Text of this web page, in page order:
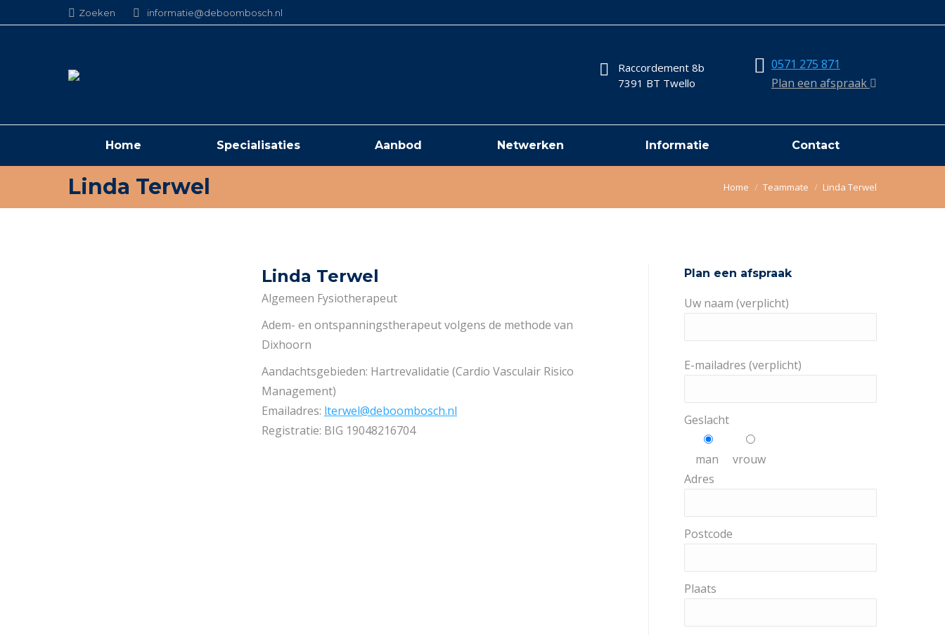
Search:
Zoeken informatie@deboombosch.nl
Raccordement 8b
7391 BT Twello
0571 275 871
Plan een afspraak
Home Specialisaties Aanbod Netwerken Informatie Contact
Linda Terwel Je bent hier:
Home Teammate Linda Terwel
Linda Terwel
Algemeen Fysiotherapeut
Adem- en ontspanningstherapeut volgens de methode van
Dixhoorn
Aandachtsgebieden: Hartrevalidatie (Cardio Vasculair Risico
Management)
Emailadres: lterwel@deboombosch.nl
Registratie: BIG 19048216704
Plan een afspraak
Uw naam (verplicht)
E-mailadres (verplicht)
Geslacht
man
vrouw
Adres
Postcode
Plaats